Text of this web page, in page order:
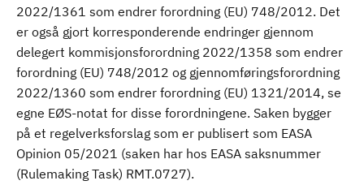
2022/1361 som endrer forordning (EU) 748/2012. Det
er også gjort korresponderende endringer gjennom
delegert kommisjonsforordning 2022/1358 som endrer
forordning (EU) 748/2012 og gjennomføringsforordning
2022/1360 som endrer forordning (EU) 1321/2014, se
egne EØS-notat for disse forordningene. Saken bygger
på et regelverksforslag som er publisert som EASA
Opinion 05/2021 (saken har hos EASA saksnummer
(Rulemaking Task) RMT.0727).